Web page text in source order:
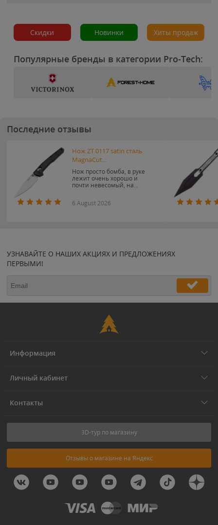
Скидки Новинки Хиты продаж
Популярные бренды в категории Pro-Tech:
Последние отзывы
Нож ZT 0117 satin сталь
MagnaCut...
Нож просто бомба, в руке
лежит очень хорошо и
почти невесомый, на...
6 August 2026
УЗНАВАЙТЕ О НАШИХ АКЦИЯХ И ПРЕДЛОЖЕНИЯХ
ПЕРВЫМИ!
Информация
Личный кабинет
Контакты
3D-тур по магазину
Отзывы о магазине на Яндекс